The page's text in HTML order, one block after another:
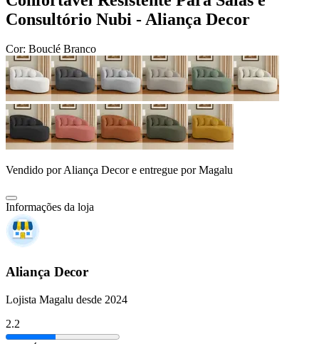
Consultório Nubi - Aliança Decor
Cor: Bouclé Branco
Vendido porAliança Decore entregue por Magalu
Informações da loja
Aliança Decor
Lojista Magalu desde 2024
2.2